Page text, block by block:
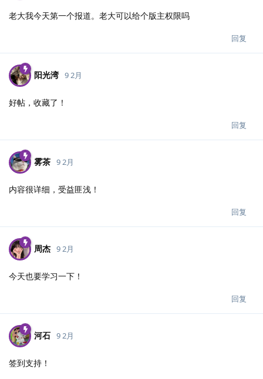
老大我今天第一个报道。老大可以给个版主权限吗
回复
阳光湾 9 2月
好帖，收藏了！
回复
雾茶 9 2月
内容很详细，受益匪浅！
回复
周杰 9 2月
今天也要学习一下！
回复
河石 9 2月
签到支持！